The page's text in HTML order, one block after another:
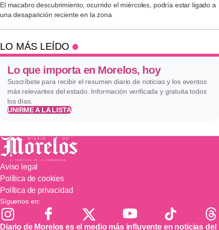
El macabro descubrimiento, ocurrido el miércoles, podría estar ligado a
una desaparición reciente en la zona
LO MÁS LEÍDO
Lo que importa en Morelos, hoy
Suscríbete para recibir el resumen diario de noticias y los eventos
más relevantes del estado. Información verificada y gratuita todos
los días.
UNIRME A LA LISTA
Aviso legal
Política de cookies
Política de privacidad
Síguenos en:
Diario de Morelos es el medio más influyente en noticias del